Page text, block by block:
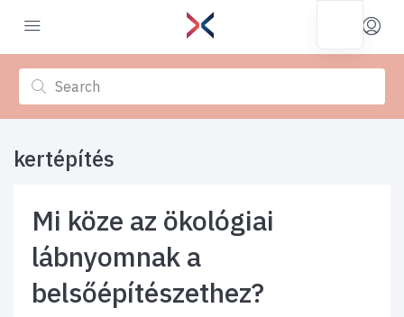
kertépítés
Mi köze az ökológiai
lábnyomnak a
belsőépítészethez?